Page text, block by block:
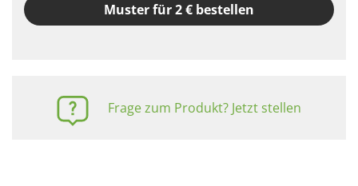
Muster für 2 € bestellen
Frage zum Produkt? Jetzt stellen